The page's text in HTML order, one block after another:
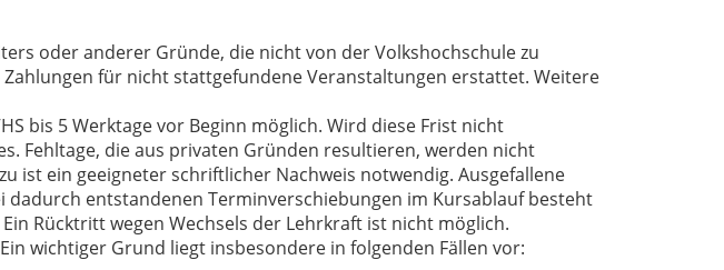
oder anderer Gründe, die nicht von der Volkshochschule zu
für nicht stattgefundene Veranstaltungen erstattet. Weitere
bis 5 Werktage vor Beginn möglich. Wird diese Frist nicht
Fehltage, die aus privaten Gründen resultieren, werden nicht
ist ein geeigneter schriftlicher Nachweis notwendig. Ausgefallene
entstandenen Terminverschiebungen im Kursablauf besteht
Rücktritt wegen Wechsels der Lehrkraft ist nicht möglich.
wichtiger Grund liegt insbesondere in folgenden Fällen vor: